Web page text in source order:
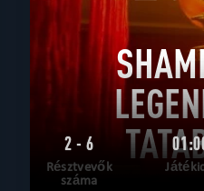
2 - 6
Résztvevők
száma